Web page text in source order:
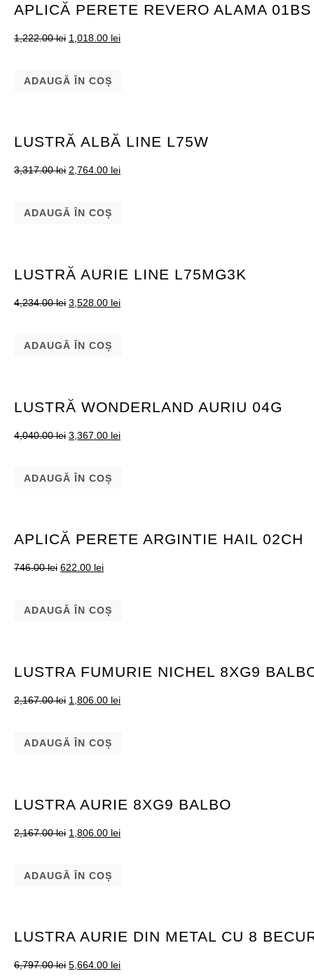
APLICĂ PERETE REVERO ALAMA 01BS
1,222.00lei 1,018.00 lei
ADAUGĂ ÎN COȘ
LUSTRĂ ALBĂ LINE L75W
3,317.00lei 2,764.00 lei
ADAUGĂ ÎN COȘ
LUSTRĂ AURIE LINE L75MG3K
4,234.00lei 3,528.00 lei
ADAUGĂ ÎN COȘ
LUSTRĂ WONDERLAND AURIU 04G
4,040.00lei 3,367.00 lei
ADAUGĂ ÎN COȘ
APLICĂ PERETE ARGINTIE HAIL 02CH
746.00lei 622.00 lei
ADAUGĂ ÎN COȘ
LUSTRA FUMURIE NICHEL 8XG9
2,167.00lei 1,806.00 lei
ADAUGĂ ÎN COȘ
LUSTRA AURIE 8XG9 BALBO
2,167.00lei 1,806.00 lei
ADAUGĂ ÎN COȘ
LUSTRA AURIE DIN METAL CU 8
6,797.00lei 5,664.00 lei